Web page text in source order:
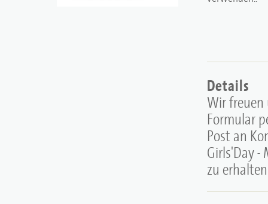
Details
Wir
Formular
Post an
Girls'Day -
zu